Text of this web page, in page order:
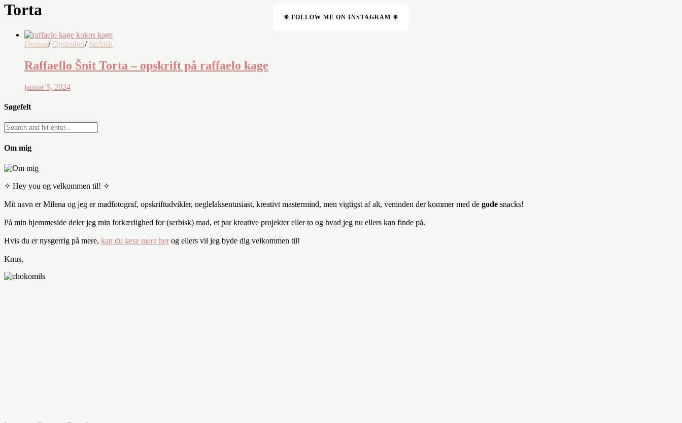
Torta
Dessert/ Opskrifter/ Serbisk
Raffaello Šnit Torta – opskrift på raffaelo kage
januar 5, 2024
Søgefelt
Om mig
✧ Hey you og velkommen til! ✧
Mit navn er Milena og jeg er madfotograf, opskriftudvikler, neglelaksentusiast, kreativt mastermind, men vigtigst af alt, veninden der kommer med de gode snacks!
På min hjemmeside deler jeg min forkærlighed for (serbisk) mad, et par kreative projekter eller to og hvad jeg nu ellers kan finde på.
Hvis du er nysgerrig på mere, kan du læse mere her og ellers vil jeg byde dig velkommen til!
Knus,
❈ FOLLOW ME ON INSTAGRAM ❈